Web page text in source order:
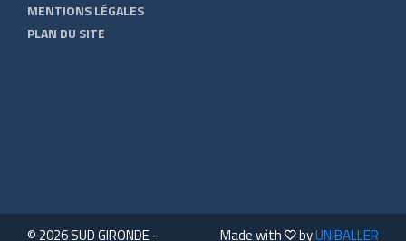
MENTIONS LÉGALES
PLAN DU SITE
© 2026 SUD GIRONDE - Made with byUNIBALLER